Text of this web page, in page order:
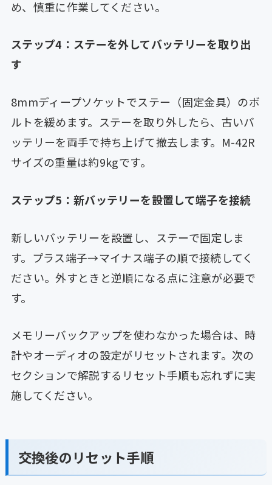
め、慎重に作業してください。
ステップ4：ステーを外してバッテリーを取り出
す
8mmディープソケットでステー（固定金具）のボ
ルトを緩めます。ステーを取り外したら、古いバ
ッテリーを両手で持ち上げて撤去します。M-42R
サイズの重量は約9kgです。
ステップ5：新バッテリーを設置して端子を接続
新しいバッテリーを設置し、ステーで固定しま
す。プラス端子→マイナス端子の順で接続してく
ださい。外すときと逆順になる点に注意が必要で
す。
メモリーバックアップを使わなかった場合は、時
計やオーディオの設定がリセットされます。次の
セクションで解説するリセット手順も忘れずに実
施してください。
交換後のリセット手順